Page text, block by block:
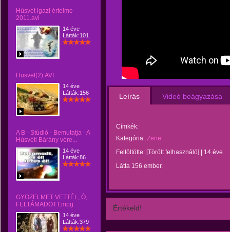
Húsvét igazi értelme
2011.avi
14 éve
Látták:101
Husvet(2).AVI
14 éve
Látták:156
A B - Stúdió - Bemutatja - A
Húsvéti Bárány vére...
14 éve
Látták:86
GYOZELMET VETTÉL, Ó,
FELTÁMADOTT.mpg
14 éve
Látták:379
Leírás Videó beágyazása
Címkék:
Kategória: Zene
Feltöltötte: [Törölt felhasználó]
14 éve
Látta 156 ember.
Értékeld!